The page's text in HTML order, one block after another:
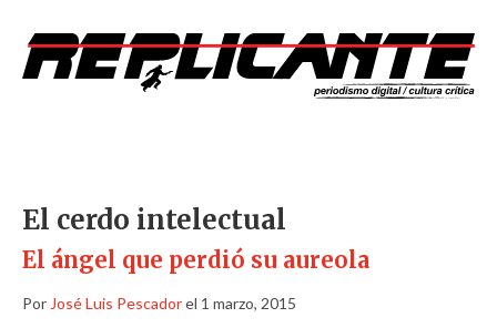
El cerdo intelectual
El ángel que perdió su aureola
Por José Luis Pescadorel 1 marzo, 2015